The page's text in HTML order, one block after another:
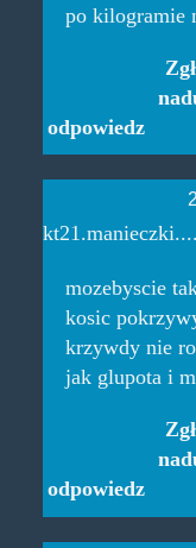
po kilogramie
odpowiedz
mozebyscie
kosic
krzywdy nie
jak glupota i
odpowiedz